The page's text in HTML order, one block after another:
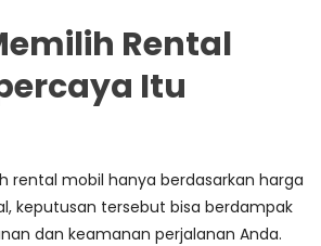
Rental
Itu
rental mobil hanya berdasarkan harga
keputusan tersebut bisa berdampak
dan keamanan perjalanan Anda.